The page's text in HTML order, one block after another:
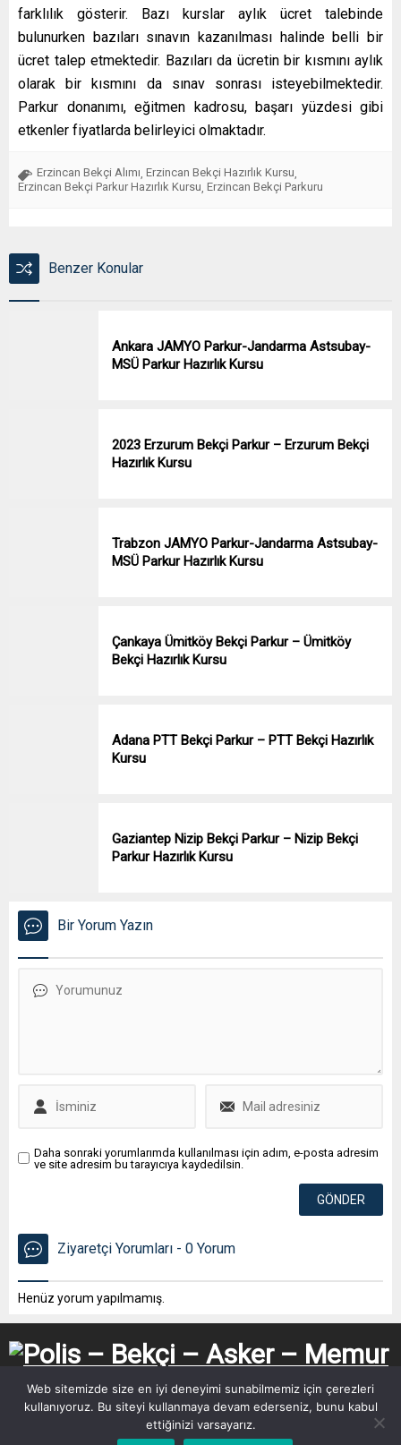
farklılık gösterir. Bazı kurslar aylık ücret talebinde
bulunurken bazıları sınavın kazanılması halinde belli bir
ücret talep etmektedir. Bazıları da ücretin bir kısmını aylık
olarak bir kısmını da sınav sonrası isteyebilmektedir.
Parkur donanımı, eğitmen kadrosu, başarı yüzdesi gibi
etkenler fiyatlarda belirleyici olmaktadır.
Erzincan Bekçi Alımı Erzincan Bekçi Hazırlık Kursu
Erzincan Bekçi Parkur Hazırlık Kursu Erzincan Bekçi Parkuru
Benzer Konular
Ankara JAMYO Parkur-Jandarma Astsubay-
MSÜ Parkur Hazırlık Kursu
2023 Erzurum Bekçi Parkur – Erzurum Bekçi
Hazırlık Kursu
Trabzon JAMYO Parkur-Jandarma Astsubay-
MSÜ Parkur Hazırlık Kursu
Çankaya Ümitköy Bekçi Parkur – Ümitköy
Bekçi Hazırlık Kursu
Adana PTT Bekçi Parkur – PTT Bekçi Hazırlık
Kursu
Gaziantep Nizip Bekçi Parkur – Nizip Bekçi
Parkur Hazırlık Kursu
Bir Yorum Yazın
Daha sonraki yorumlarımda kullanılması için adım, e-posta adresim
ve site adresim bu tarayıcıya kaydedilsin.
Ziyaretçi Yorumları - 0 Yorum
Henüz yorum yapılmamış.
Web sitemizde size en iyi deneyimi sunabilmemiz için çerezleri
kullanıyoruz. Bu siteyi kullanmaya devam ederseniz, bunu kabul
ettiğinizi varsayarız.